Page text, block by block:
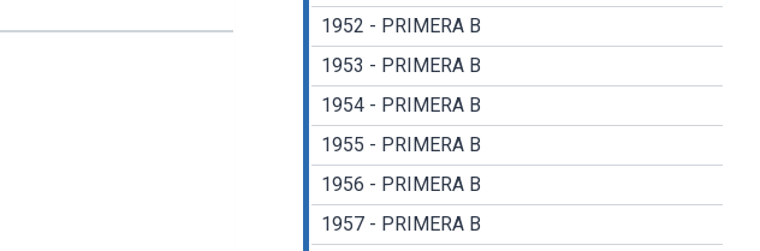
1952 - PRIMERA B
1953 - PRIMERA B
1954 - PRIMERA B
1955 - PRIMERA B
1956 - PRIMERA B
1957 - PRIMERA B